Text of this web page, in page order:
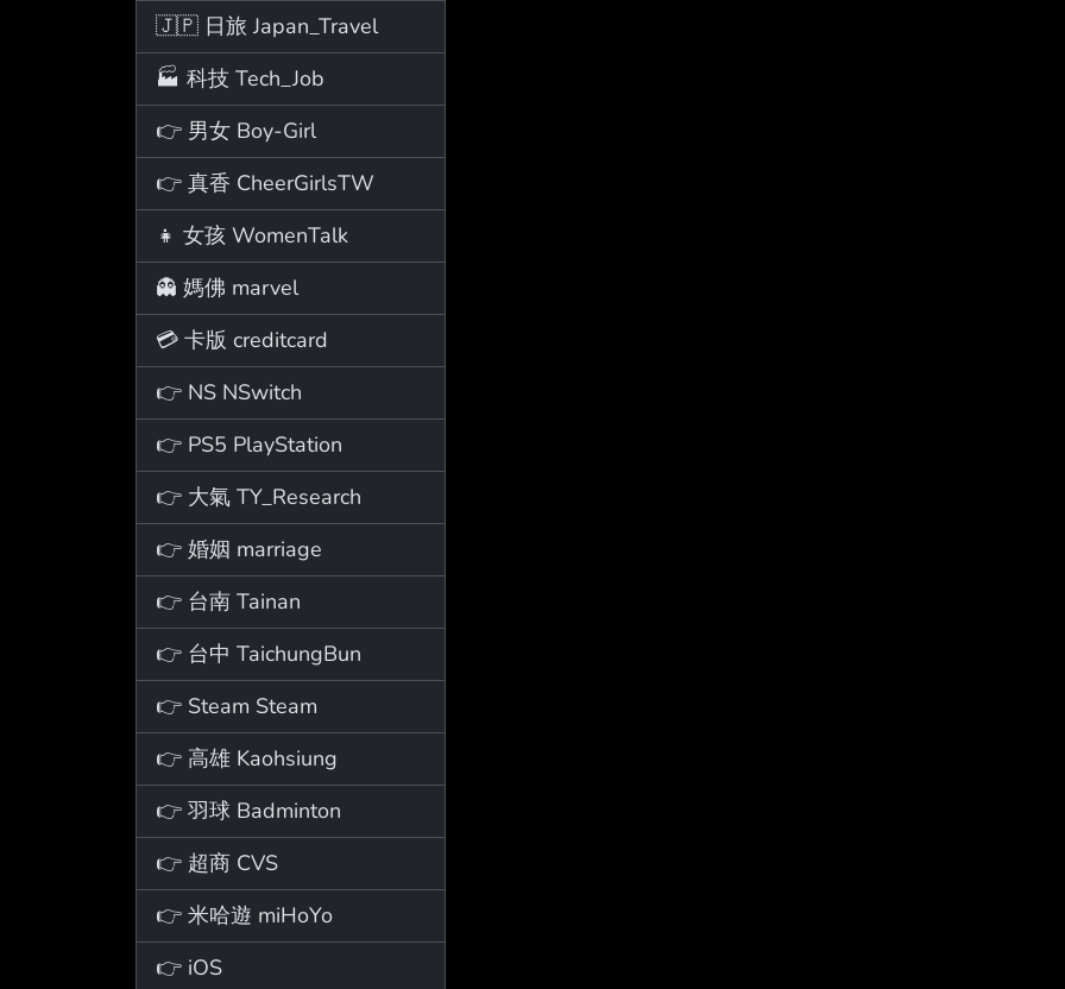
🇯🇵 日旅 Japan_Travel
🏭 科技 Tech_Job
👉 男女 Boy-Girl
👉 真香 CheerGirlsTW
👧 女孩 WomenTalk
👻 媽佛 marvel
💳 卡版 creditcard
👉 NS NSwitch
👉 PS5 PlayStation
👉 大氣 TY_Research
👉 婚姻 marriage
👉 台南 Tainan
👉 台中 TaichungBun
👉 Steam Steam
👉 高雄 Kaohsiung
👉 羽球 Badminton
👉 超商 CVS
👉 米哈遊 miHoYo
👉 iOS